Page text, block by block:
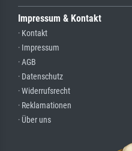
Impressum & Kontakt
· Kontakt
· Impressum
· AGB
· Datenschutz
· Widerrufsrecht
· Reklamationen
· Über uns